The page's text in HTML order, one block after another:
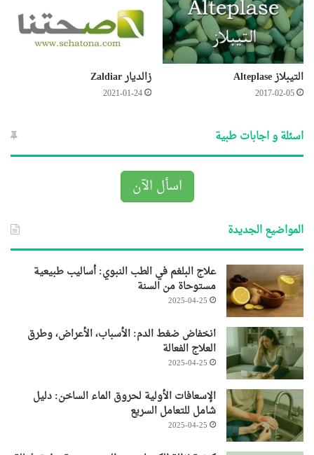
التيبلاز Alteplase
2017-02-05
زالديار Zaldiar
2021-01-24
اسئلة و اجابات طبية
اسأل الآن
المواضيع الجديدة
علاج البلغم في الطب النبوي: أساليب طبيعية
مستوحاة من السنة
2025-04-25
انخفاض ضغط الدم: الأسباب، الأعراض، وطرق
العلاج الفعالة
2025-04-25
الإسعافات الأولية لحروق الماء الساخن: دليل
شامل للتعامل السريع
2025-04-25